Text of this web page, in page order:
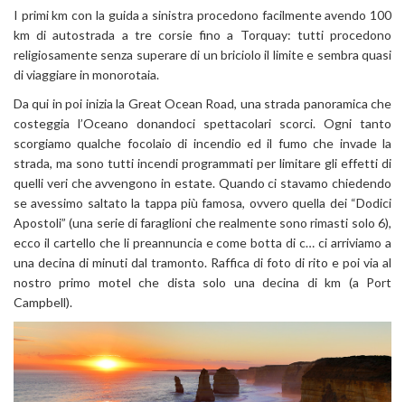
I primi km con la guida a sinistra procedono facilmente avendo 100
km di autostrada a tre corsie fino a Torquay: tutti procedono
religiosamente senza superare di un briciolo il limite e sembra quasi
di viaggiare in monorotaia.
Da qui in poi inizia la Great Ocean Road, una strada panoramica che
costeggia l’Oceano donandoci spettacolari scorci. Ogni tanto
scorgiamo qualche focolaio di incendio ed il fumo che invade la
strada, ma sono tutti incendi programmati per limitare gli effetti di
quelli veri che avvengono in estate. Quando ci stavamo chiedendo
se avessimo saltato la tappa più famosa, ovvero quella dei “Dodici
Apostoli” (una serie di faraglioni che realmente sono rimasti solo 6),
ecco il cartello che li preannuncia e come botta di c… ci arriviamo a
una decina di minuti dal tramonto. Raffica di foto di rito e poi via al
nostro primo motel che dista solo una decina di km (a Port
Campbell).